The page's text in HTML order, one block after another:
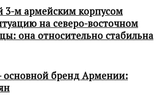
м армейским корпусом
на северо-восточном
она относительно стабильна
основной бренд Армении: